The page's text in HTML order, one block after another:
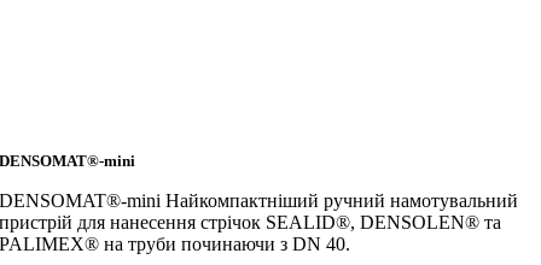
DENSOMAT®-mini
DENSOMAT®-mini Найкомпактніший ручний намотувальний
пристрій для нанесення стрічок SEALID®, DENSOLEN® та
PALIMEX® на труби починаючи з DN 40.